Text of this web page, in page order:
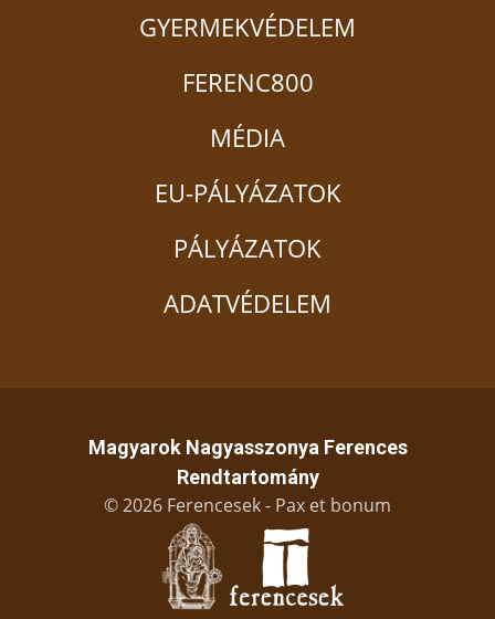
GYERMEKVÉDELEM
FERENC800
MÉDIA
EU-PÁLYÁZATOK
PÁLYÁZATOK
ADATVÉDELEM
Magyarok Nagyasszonya Ferences
Rendtartomány
© 2026 Ferencesek - Pax et bonum